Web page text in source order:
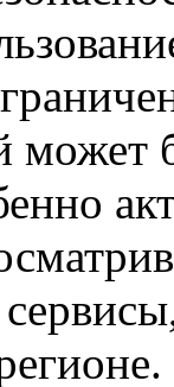
может